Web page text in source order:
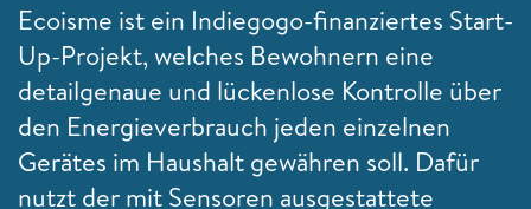
Ecoisme ist ein Indiegogo-finanziertes Start-
Up-Projekt, welches Bewohnern eine
detailgenaue und lückenlose Kontrolle über
den Energieverbrauch jeden einzelnen
Gerätes im Haushalt gewähren soll. Dafür
nutzt der mit Sensoren ausgestattete